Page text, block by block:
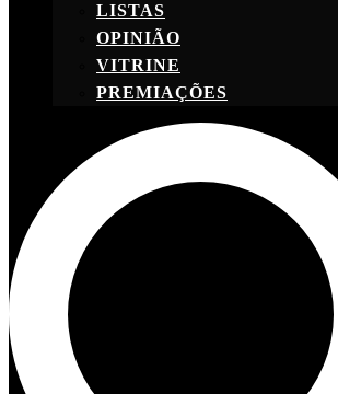
LISTAS
OPINIÃO
VITRINE
PREMIAÇÕES